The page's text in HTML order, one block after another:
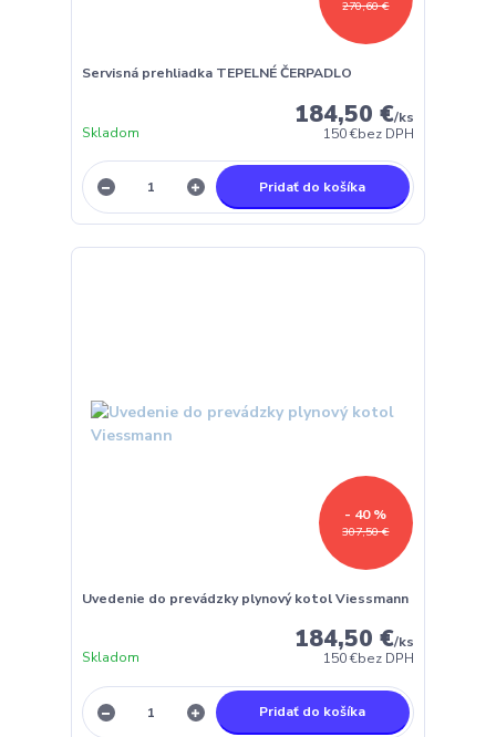
270,60 €
Servisná prehliadka TEPELNÉ ČERPADLO
184,50 €/ks
150 €bez DPH
Skladom
Pridať do košíka
307,50 €
- 40 %
Uvedenie do prevádzky plynový kotol Viessmann
184,50 €/ks
150 €bez DPH
Skladom
Pridať do košíka